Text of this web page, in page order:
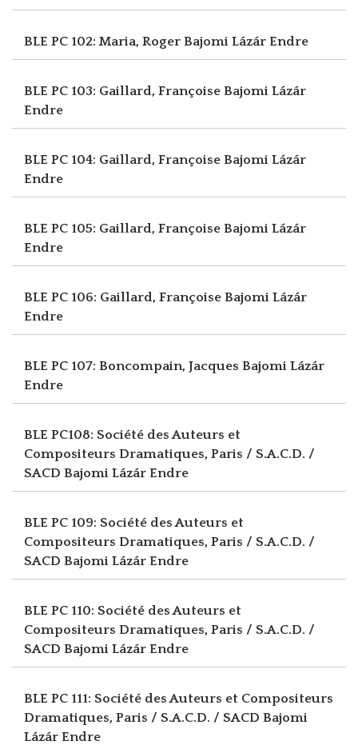
BLE PC 102: Maria, Roger Bajomi Lázár Endre
BLE PC 103: Gaillard, Françoise Bajomi Lázár
Endre
BLE PC 104: Gaillard, Françoise Bajomi Lázár
Endre
BLE PC 105: Gaillard, Françoise Bajomi Lázár
Endre
BLE PC 106: Gaillard, Françoise Bajomi Lázár
Endre
BLE PC 107: Boncompain, Jacques Bajomi Lázár
Endre
BLE PC108: Société des Auteurs et
Compositeurs Dramatiques, Paris / S.A.C.D. /
SACD Bajomi Lázár Endre
BLE PC 109: Société des Auteurs et
Compositeurs Dramatiques, Paris / S.A.C.D. /
SACD Bajomi Lázár Endre
BLE PC 110: Société des Auteurs et
Compositeurs Dramatiques, Paris / S.A.C.D. /
SACD Bajomi Lázár Endre
BLE PC 111: Société des Auteurs et Compositeurs
Dramatiques, Paris / S.A.C.D. / SACD Bajomi
Lázár Endre